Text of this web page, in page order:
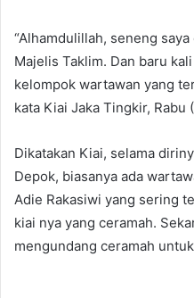
“Alhamdulillah, seneng
Majelis Taklim. Dan baru
kelompok wartawan yang
kata Kiai Jaka Tingkir, Rabu
Dikatakan Kiai, selama
Depok, biasanya ada
Adie Rakasiwi yang sering
kiai nya yang ceramah.
mengundang ceramah